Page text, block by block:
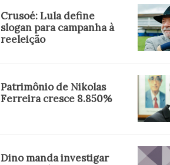
Crusoé: Lula define
slogan para campanha à
reeleição
Patrimônio de Nikolas
Ferreira cresce 8.850%
Dino manda investigar